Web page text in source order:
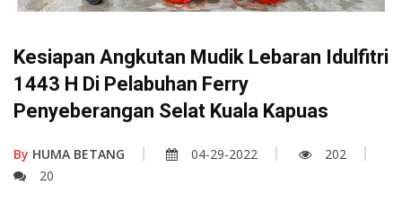
Kesiapan Angkutan Mudik Lebaran Idulfitri
1443 H Di Pelabuhan Ferry
Penyeberangan Selat Kuala Kapuas
By HUMA BETANG 04-29-2022
202
20